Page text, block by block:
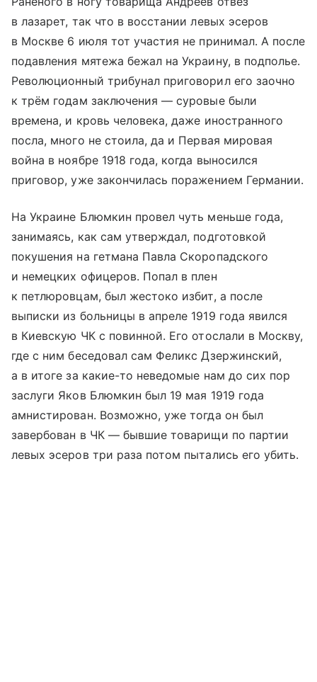
в лазарет, так что в восстании левых эсеров
в Москве 6 июля тот участия не принимал. А после
подавления мятежа бежал на Украину, в подполье.
Революционный трибунал приговорил его заочно
к трём годам заключения — суровые были
времена, и кровь человека, даже иностранного
посла, много не стоила, да и Первая мировая
война в ноябре 1918 года, когда выносился
приговор, уже закончилась поражением Германии.
На Украине Блюмкин провел чуть меньше года,
занимаясь, как сам утверждал, подготовкой
покушения на гетмана Павла Скоропадского
и немецких офицеров. Попал в плен
к петлюровцам, был жестоко избит, а после
выписки из больницы в апреле 1919 года явился
в Киевскую ЧК с повинной. Его отослали в Москву,
где с ним беседовал сам Феликс Дзержинский,
а в итоге за какие-то неведомые нам до сих пор
заслуги Яков Блюмкин был 19 мая 1919 года
амнистирован. Возможно, уже тогда он был
завербован в ЧК — бывшие товарищи по партии
левых эсеров три раза потом пытались его убить.